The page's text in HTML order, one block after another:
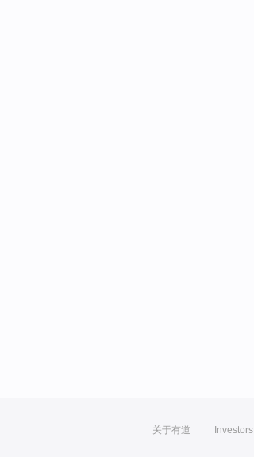
关于有道 Investors